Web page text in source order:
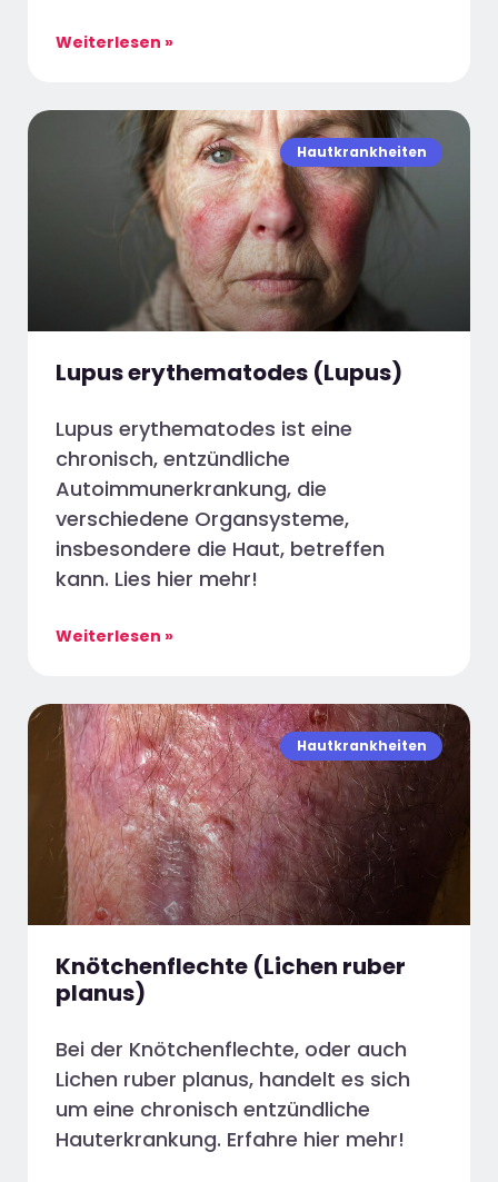
Weiterlesen »
Hautkrankheiten
Lupus erythematodes (Lupus)
Lupus erythematodes ist eine
chronisch, entzündliche
Autoimmunerkrankung, die
verschiedene Organsysteme,
insbesondere die Haut, betreffen
kann. Lies hier mehr!
Weiterlesen »
Hautkrankheiten
Knötchenflechte (Lichen ruber
planus)
Bei der Knötchenflechte, oder auch
Lichen ruber planus, handelt es sich
um eine chronisch entzündliche
Hauterkrankung. Erfahre hier mehr!